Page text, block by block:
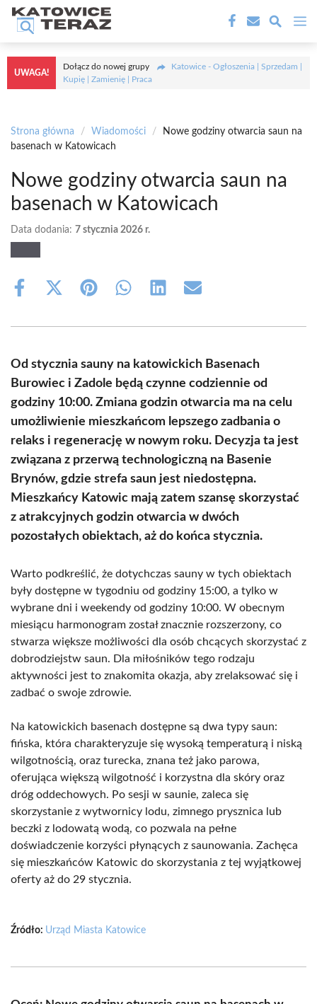
Przejdź
treści
UWAGA!
Dołącz do nowej grupy
Katowice - Ogłoszenia | Sprzedam |
Kupię | Zamienię | Praca
Strona główna / Wiadomości /
Nowe godziny otwarcia saun na
basenach w Katowicach
Nowe godziny otwarcia saun na
basenach w Katowicach
Data dodania: 7 stycznia 2026 r.
Share
Share
(Twitter)
Share Share Share Share
Od stycznia sauny na katowickich Basenach
Burowiec i Zadole będą czynne codziennie od
godziny 10:00. Zmiana godzin otwarcia ma na celu
umożliwienie mieszkańcom lepszego zadbania o
relaks i regenerację w nowym roku. Decyzja ta jest
związana z przerwą technologiczną na Basenie
Brynów, gdzie strefa saun jest niedostępna.
Mieszkańcy Katowic mają zatem szansę skorzystać
z atrakcyjnych godzin otwarcia w dwóch
pozostałych obiektach, aż do końca stycznia.
Warto podkreślić, że dotychczas sauny w tych obiektach
były dostępne w tygodniu od godziny 15:00, a tylko w
wybrane dni i weekendy od godziny 10:00. W obecnym
miesiącu harmonogram został znacznie rozszerzony, co
stwarza większe możliwości dla osób chcących skorzystać z
dobrodziejstw saun. Dla miłośników tego rodzaju
aktywności jest to znakomita okazja, aby zrelaksować się i
zadbać o swoje zdrowie.
Na katowickich basenach dostępne są dwa typy saun:
fińska, która charakteryzuje się wysoką temperaturą i niską
wilgotnością, oraz turecka, znana też jako parowa,
oferująca większą wilgotność i korzystna dla skóry oraz
dróg oddechowych. Po sesji w saunie, zaleca się
skorzystanie z wytwornicy lodu, zimnego prysznica lub
beczki z lodowatą wodą, co pozwala na pełne
doświadczenie korzyści płynących z saunowania. Zachęca
się mieszkańców Katowic do skorzystania z tej wyjątkowej
oferty aż do 29 stycznia.
Źródło: Urząd Miasta Katowice